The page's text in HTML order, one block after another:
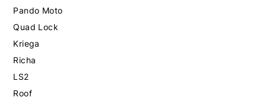
Pando Moto
Quad Lock
Kriega
Richa
LS2
Roof